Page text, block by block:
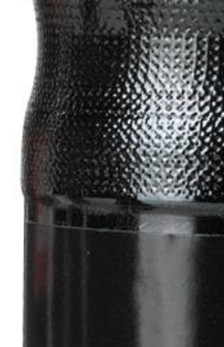
ZH-
CN